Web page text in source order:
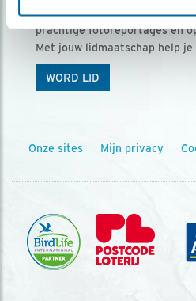
Vogels is het tijdschrift voor
prachtige fotoreportages en
Met jouw lidmaatschap help je
WORD LID
Onze sites Mijn privacy